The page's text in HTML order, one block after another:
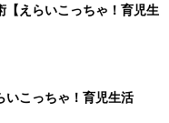
【えらいこっちゃ！育児生
いこっちゃ！育児生活